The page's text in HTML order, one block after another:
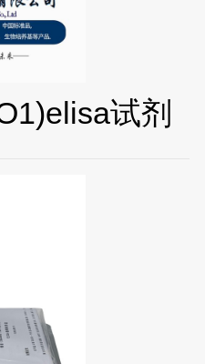
试剂